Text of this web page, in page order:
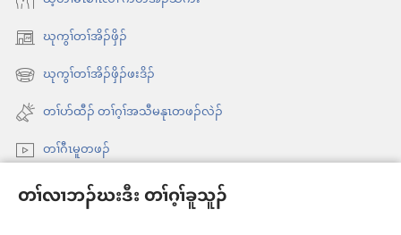
တၢ်လၢဘၣ်ဃးဒီး တၢ်ဂ့ၢ်ခူသူၣ်
ဃုကွၢ်တၢ်အိၣ်ဖှိၣ်
အိး
ထီၣ်
အ
သီ
တ
ဘ့ၣ်
ဃုကွၢ်တၢ်အိၣ်ဖှိၣ်ဖးဒိၣ်
အိး
ထီၣ်
အ
တ
တၢ်ပာ်ထီၣ် တၢ်ဂ့ၢ်အသီမနုၤတဖၣ်လဲၣ်
တၢ်ဂီၤမူတဖၣ်
Videos with Audio Descriptions